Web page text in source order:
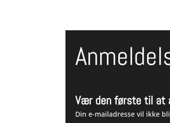
Vær den første til at
Din e-mailadresse vil ikke